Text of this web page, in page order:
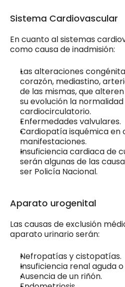
Sistema Cardiovascular
En cuanto al sistemas
como causa de inadmisión:
Las alteraciones
corazón, mediastino,
de las mismas, que
su evolución la
cardiocirculatorio.
Enfermedades valvulares.
Cardiopatía isquémica en
manifestaciones.
Insuficiencia cardiaca de
serán algunas de las
ser Policía Nacional.
Aparato urogenital
Las causas de exclusión
aparato urinario serán:
Nefropatías y cistopatías.
Insuficiencia renal aguda
Ausencia de un riñón.